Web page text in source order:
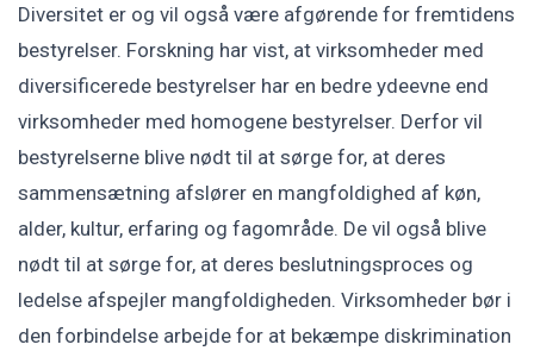
Diversitet er og vil også være afgørende for fremtidens
bestyrelser. Forskning har vist, at virksomheder med
diversificerede bestyrelser har en bedre ydeevne end
virksomheder med homogene bestyrelser. Derfor vil
bestyrelserne blive nødt til at sørge for, at deres
sammensætning afslører en mangfoldighed af køn,
alder, kultur, erfaring og fagområde. De vil også blive
nødt til at sørge for, at deres beslutningsproces og
ledelse afspejler mangfoldigheden. Virksomheder bør i
den forbindelse arbejde for at bekæmpe diskrimination